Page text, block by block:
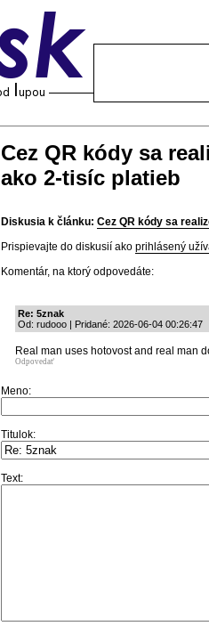
Cez QR kódy sa
ako 2-tisíc platieb
Diskusia k článku: Cez QR kódy sa
Prispievajte do diskusií ako prihlásený
Komentár, na ktorý odpovedáte:
Re: 5znak
Od: rudooo | Pridané: 2026-06-04 00:26:47
Real man uses hotovost and real man
Odpovedať
Meno:
Titulok:
Text: